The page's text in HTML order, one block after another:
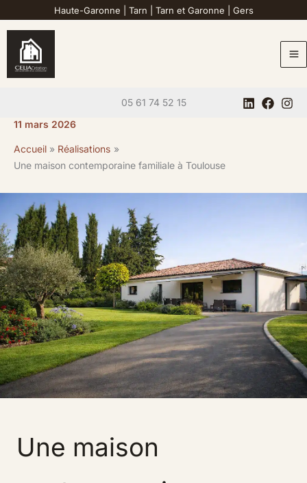
au
contenu
Haute-Garonne Tarn Tarn et Garonne Gers
05 61 74 52 15
11 mars 2026
Accueil
Réalisations
Une maison contemporaine familiale à Toulouse
Une maison